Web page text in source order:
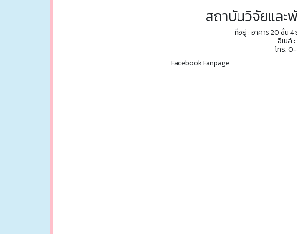
สถาบันวิจัยและ
ที่อยู่ : อาคาร 20 ชั้น 4
อีเมล์
โทร. 0-
Facebook Fanpage